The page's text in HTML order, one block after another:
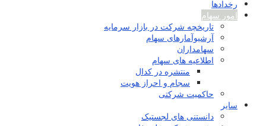
رخدادها
امور سهام
تاریخچه شرکت در بازار سرمایه
آرشیوآمارهای سهام
سهامداران
اطلاعیه های سهام
منتشره در کدال
سجام و احراز هویت
حاکمیت شرکتی
سایر
دانستنی های لجستیک